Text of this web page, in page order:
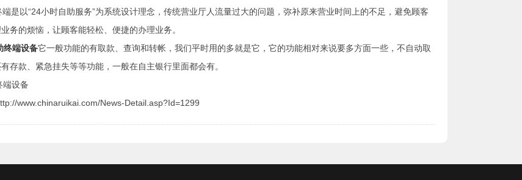
是以“24小时自助服务”为系统设计理念，传统营业厅人流量过大的问题，弥补原来营业时间上的不足，避免顾客
务的烦恼，让顾客能轻松、便捷的办理业务。
终端设备它一般功能的有取款、查询和转帐，我们平时用的多就是它，它的功能相对来说要多方面一些，不自动取
存款、紧急挂失等等功能，一般在自主银行里面都会有。
www.chinaruikai.com/News-Detail.asp?Id=1299